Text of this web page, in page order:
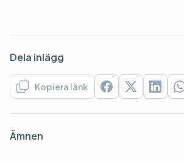
Dela inlägg
Kopiera länk
Ämnen